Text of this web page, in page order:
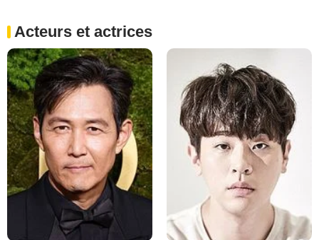
Acteurs et actrices